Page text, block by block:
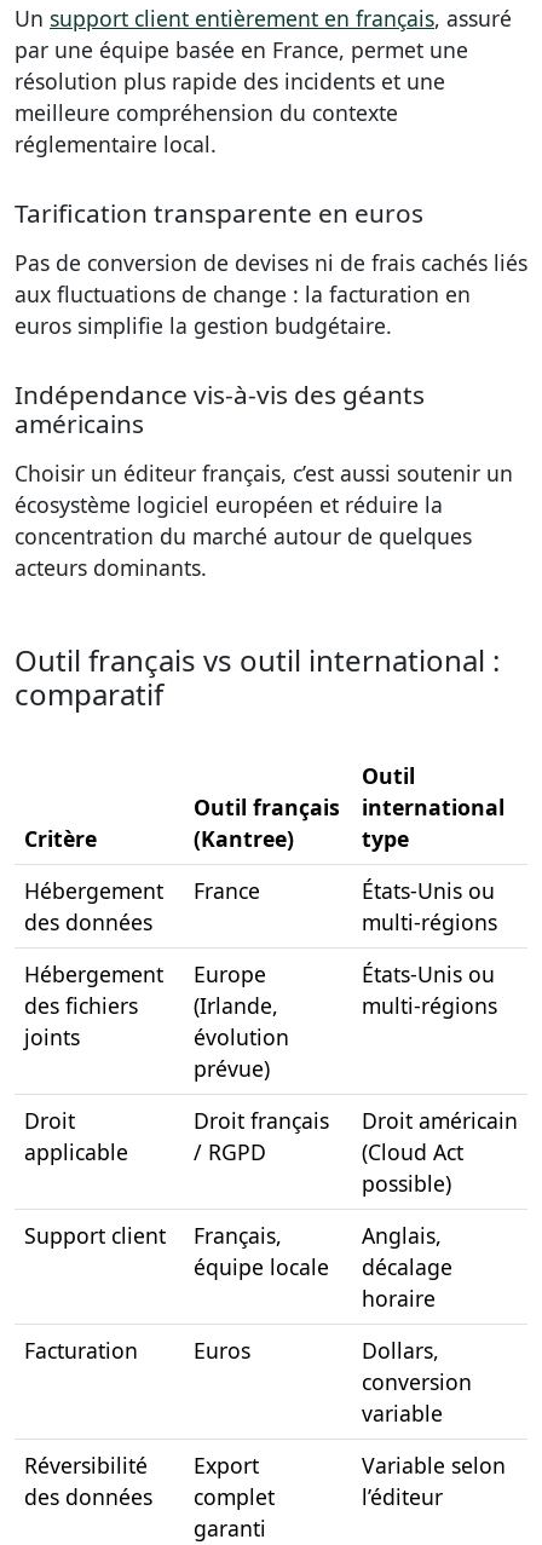
Un support client entièrement en français, assuré
par une équipe basée en France, permet une
résolution plus rapide des incidents et une
meilleure compréhension du contexte
réglementaire local.
Tarification transparente en euros
Pas de conversion de devises ni de frais cachés liés
aux fluctuations de change : la facturation en
euros simplifie la gestion budgétaire.
Indépendance vis-à-vis des géants
américains
Choisir un éditeur français, c’est aussi soutenir un
écosystème logiciel européen et réduire la
concentration du marché autour de quelques
acteurs dominants.
Outil français vs outil international :
comparatif
Critère
Outil français
(Kantree)
Outil
international
type
Hébergement
des données
France
États-Unis ou
multi-régions
Hébergement
des fichiers
joints
Europe
(Irlande,
évolution
prévue)
États-Unis ou
multi-régions
Droit
applicable
Droit français
/ RGPD
Droit américain
(Cloud Act
possible)
Support client
Français,
équipe locale
Anglais,
décalage
horaire
Facturation
Euros
Dollars,
conversion
variable
Réversibilité
des données
Export
complet
garanti
Variable selon
l’éditeur